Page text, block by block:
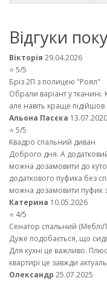
Відгуки
Вікторія 29.04.2026
⭐ 5/5
Бріз 2П з полицею "Роял"
Обрали варіант у
але навіть краще підійшов
Альона Пасєка 13.07.2020
⭐ 5/5
Квадро спальний диван
Доброго дня. А
можна дозамовити до
додаткового пуфика без
можна дозамовити пуфик
Катерина 10.05.2026
⭐ 4/5
Сенатор спальний
Дуже подобається, що
Для кухні це важливо.
квартирі це завжди
Олександр 25.07.2025